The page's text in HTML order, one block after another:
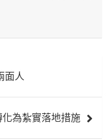
面人
為紮實落地措施